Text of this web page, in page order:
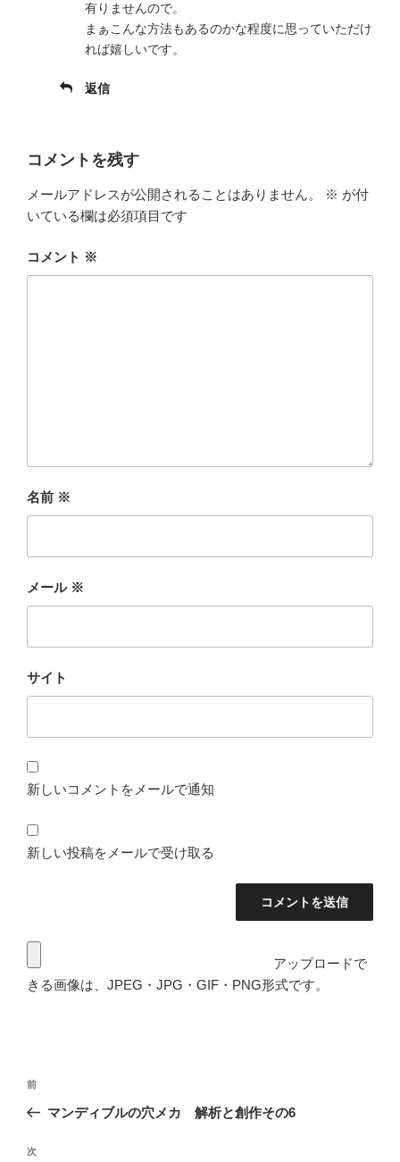
有りませんので。
まぁこんな方法もあるのかな程度に思っていただけ
れば嬉しいです。
返信
コメントを残す
メールアドレスが公開されることはありません。 ※ が付
いている欄は必須項目です
コメント ※
名前 ※
メール ※
サイト
新しいコメントをメールで通知
新しい投稿をメールで受け取る
アップロードで
きる画像は、JPEG・JPG・GIF・PNG形式です。
投
ビ
前
の
稿
前
マンディブルの穴メカ 解析と創作その6
次
次